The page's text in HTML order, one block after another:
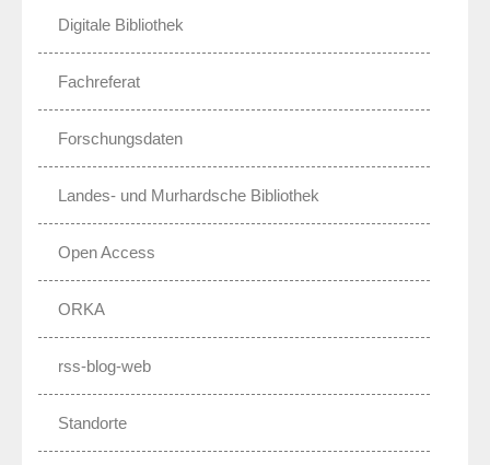
Digitale Bibliothek
Fachreferat
Forschungsdaten
Landes- und Murhardsche Bibliothek
Open Access
ORKA
rss-blog-web
Standorte